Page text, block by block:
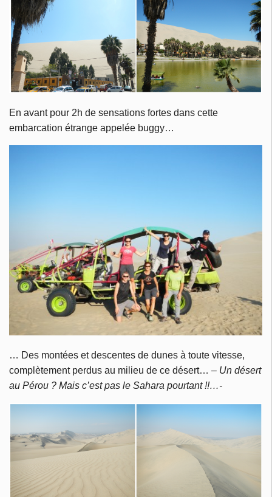
En avant pour 2h de sensations fortes dans cette
embarcation étrange appelée buggy…
… Des montées et descentes de dunes à toute vitesse,
complètement perdus au milieu de ce désert… – Un désert
au Pérou ? Mais c’est pas le Sahara pourtant !!…-